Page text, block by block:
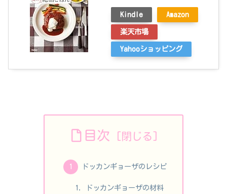
Kindle Amazon
楽天市場
Yahooショッピング
目次
ドッカンギョーザのレシピ
ドッカンギョーザの材料